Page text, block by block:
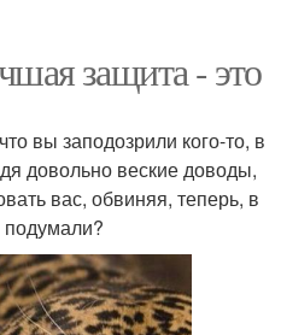
защита - это
вы заподозрили кого-то, в
довольно веские доводы,
вас, обвиняя, теперь, в
подумали?